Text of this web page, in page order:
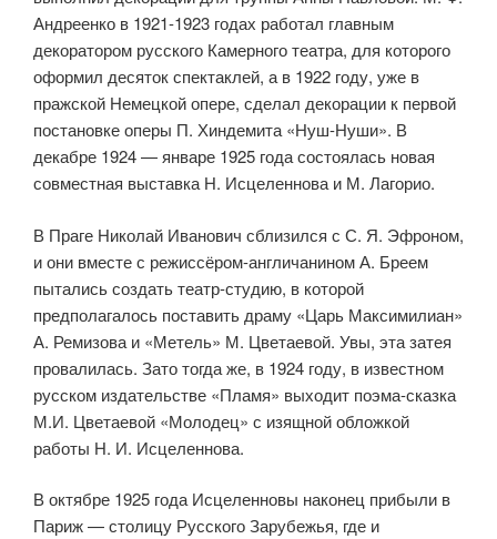
Андреенко в 1921-1923 годах рабо­тал главным
декоратором русского Камерного театра, для которого
офор­мил десяток спектаклей, а в 1922 году, уже в
пражской Немецкой опере, сделал декорации к первой
постановке оперы П. Хиндемита «Нуш-Нуши». В
декабре 1924 — январе 1925 года состоялась новая
совместная выставка Н. Исцеленнова и М. Лагорио.
В Праге Николай Иванович сблизился с С. Я. Эфроном,
и они вместе с режиссёром-англичанином А. Бреем
пытались создать театр-студию, в которой
предполагалось поставить драму «Царь Максимилиан»
А. Ремизова и «Метель» М. Цветаевой. Увы, эта затея
провалилась. Зато тогда же, в 1924 году, в известном
русском издательстве «Пламя» выходит поэма-сказка
М.И. Цветаевой «Молодец» с изящной обложкой
работы Н. И. Исцеленнова.
В октябре 1925 года Исцеленновы наконец прибыли в
Париж — сто­лицу Русского Зарубежья, где и